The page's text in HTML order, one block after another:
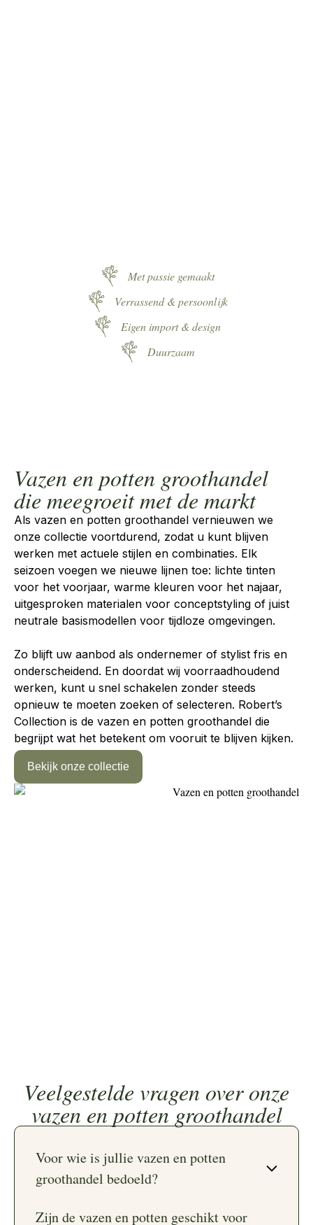
Met passie gemaakt
Verrassend & persoonlijk
Eigen import & design
Duurzaam
Vazen en potten groothandel
die meegroeit met de markt
Als vazen en potten groothandel vernieuwen we
onze collectie voortdurend, zodat u kunt blijven
werken met actuele stijlen en combinaties. Elk
seizoen voegen we nieuwe lijnen toe: lichte tinten
voor het voorjaar, warme kleuren voor het najaar,
uitgesproken materialen voor conceptstyling of juist
neutrale basismodellen voor tijdloze omgevingen.
Zo blijft uw aanbod als ondernemer of stylist fris en
onderscheidend. En doordat wij voorraadhoudend
werken, kunt u snel schakelen zonder steeds
opnieuw te moeten zoeken of selecteren. Robert’s
Collection is de vazen en potten groothandel die
begrijpt wat het betekent om vooruit te blijven kijken.
Bekijk onze collectie
Veelgestelde vragen over onze
vazen en potten groothandel
Voor wie is jullie vazen en potten
groothandel bedoeld?
Zijn de vazen en potten geschikt voor